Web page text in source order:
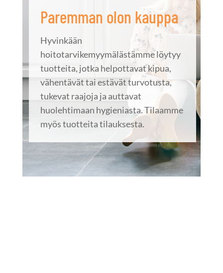
Paremman olon kauppa
Hyvinkään
hoitotarvikemyymälästämme löytyy
tuotteita, jotka helpottavat kipua,
vähentävät tai estävät turvotusta,
tukevat raajoja ja auttavat
huolehtimaan hygieniasta. Tilaamme
myös tuotteita tilauksesta.